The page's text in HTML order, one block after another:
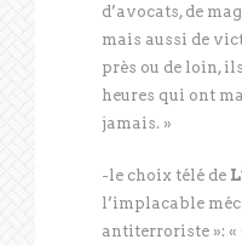
d’avocats, de
mais aussi de
près ou de loin,
heures qui ont
jamais. »
-le choix télé de
l’implacable
antiterroriste »: